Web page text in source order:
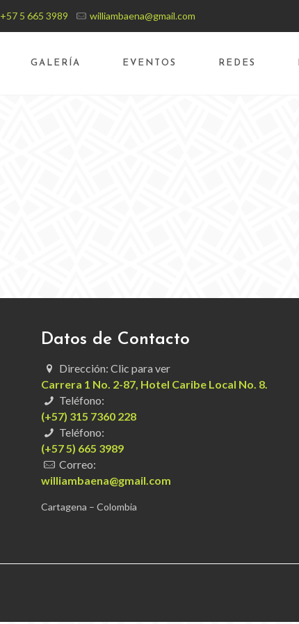
+57 5 665 3989 williambaena@gmail.com
GALERÍA EVENTOS REDES
Datos de Contacto
Dirección: Clic para ver
Carrera 1 No. 2-87, Hotel Caribe Local No. 8.
Teléfono:
(+57) 315 7360 228
Teléfono:
(+57 5) 665 3989
Correo:
williambaena@gmail.com
Cartagena – Colombia